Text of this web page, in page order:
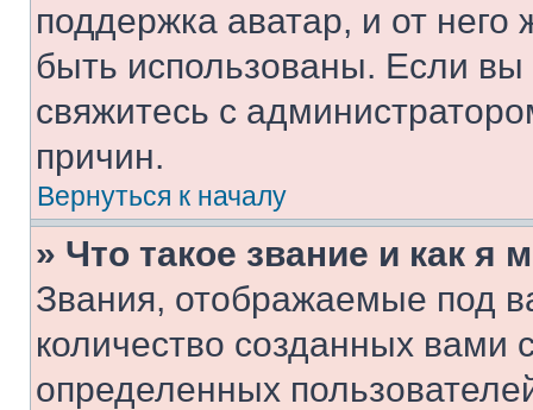
поддержка аватар, и от него
быть использованы. Если
свяжитесь с
причин.
Вернуться к началу
» Что такое звание и как я
Звания, отображаемые под
количество созданных
определенных